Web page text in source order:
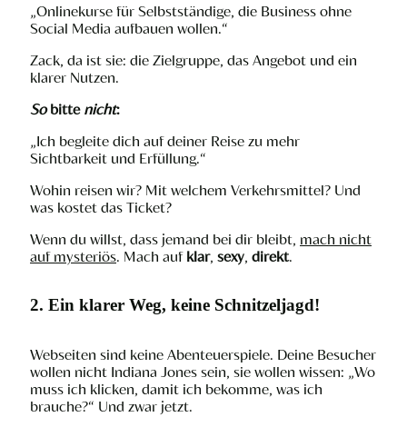
„Onlinekurse für Selbstständige, die Business ohne
Social Media aufbauen wollen.“
Zack, da ist sie: die Zielgruppe, das Angebot und ein
klarer Nutzen.
Sobitte nicht:
„Ich begleite dich auf deiner Reise zu mehr
Sichtbarkeit und Erfüllung.“
Wohin reisen wir? Mit welchem Verkehrsmittel? Und
was kostet das Ticket?
Wenn du willst, dass jemand bei dir bleibt, mach nicht
auf mysteriös. Mach auf klar, sexy, direkt.
2. Ein klarer Weg, keine Schnitzeljagd!
Webseiten sind keine Abenteuerspiele. Deine Besucher
wollen nicht Indiana Jones sein, sie wollen wissen: „Wo
muss ich klicken, damit ich bekomme, was ich
brauche?“ Und zwar jetzt.